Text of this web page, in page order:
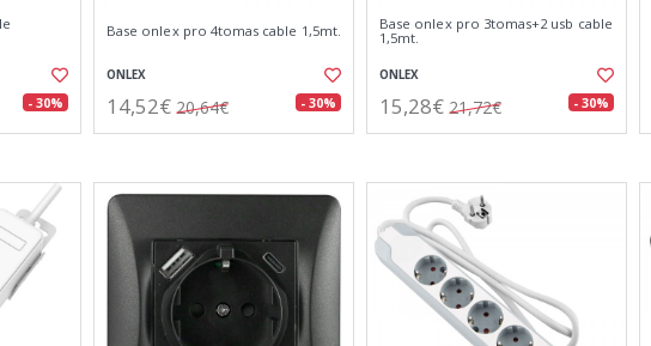
- 30%
Base onlex pro 4tomas cable 1,5mt.
ONLEX
14,52€ 20,64€ - 30%
Base onlex pro 3tomas+2 usb cable
1,5mt.
ONLEX
15,28€ 21,72€ - 30%